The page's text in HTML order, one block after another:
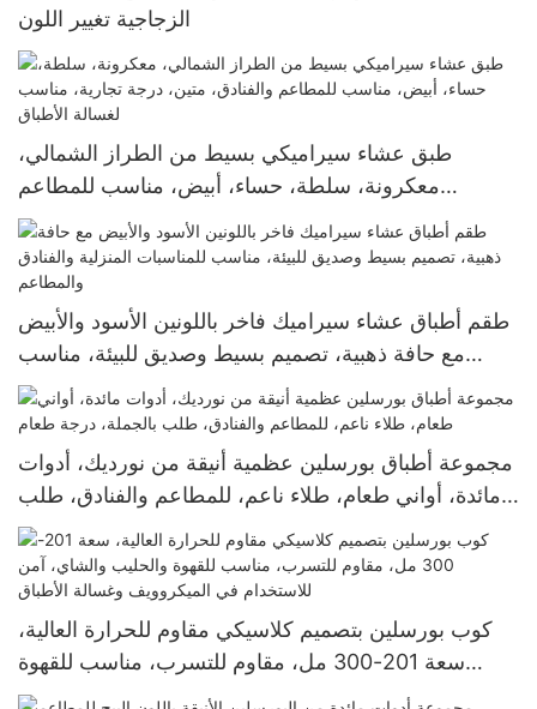
الزجاجية تغيير اللون
طبق عشاء سيراميكي بسيط من الطراز الشمالي،
معكرونة، سلطة، حساء، أبيض، مناسب للمطاعم
والفنادق، متين، درجة تجارية، مناسب لغسالة الأطباق
طقم أطباق عشاء سيراميك فاخر باللونين الأسود والأبيض
مع حافة ذهبية، تصميم بسيط وصديق للبيئة، مناسب
للمناسبات المنزلية والفنادق والمطاعم
مجموعة أطباق بورسلين عظمية أنيقة من نورديك، أدوات
مائدة، أواني طعام، طلاء ناعم، للمطاعم والفنادق، طلب
بالجملة، درجة طعام
كوب بورسلين بتصميم كلاسيكي مقاوم للحرارة العالية،
سعة 201-300 مل، مقاوم للتسرب، مناسب للقهوة
والحليب والشاي، آمن للاستخدام في الميكروويف وغسالة